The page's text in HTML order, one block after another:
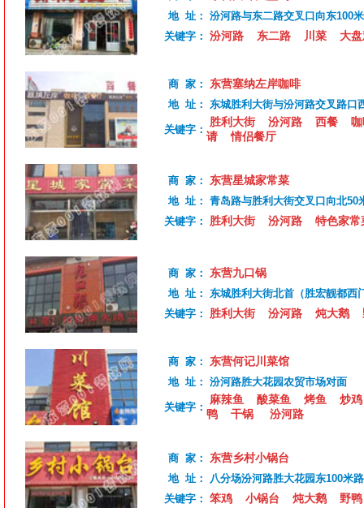
地 址： 汾河路与东二路交叉口向东100米
关键字： 汾河路 东二路 川菜 大
商 家： 东营塞纳左岸咖啡
地 址： 东城胜利大街与汾河路交叉路口
关键字：
胜利大街 汾河路 西餐
请
情侣餐厅
商 家： 东营星城家常菜
地 址： 青岛路与胜利大街交叉口向北50
关键字：
胜利大街 汾河路 特色家常
商 家： 东营九口锅
地 址： 东城胜利大街北首（胜宏靓都西
关键字：
胜利大街 汾河路 炖大鹅
商 家： 东营何记川菜馆
地 址： 汾河路胜大花园农贸市场对面
关键字：
麻辣鱼 酸菜鱼 烤鱼
炒鸡
鸭
干锅 汾河路
商 家： 东营乡村小锅台
地 址：
八分场汾河路胜大花园东100米
关键字： 笨鸡 小锅台 炖大鹅 野鸭